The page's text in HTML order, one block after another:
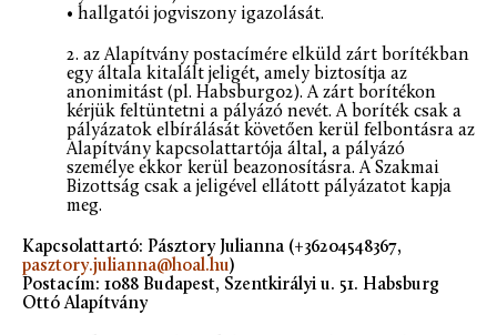
• hallgatói jogviszony igazolását.
2. az Alapítvány postacímére elküld zárt borítékban
egy általa kitalált jeligét, amely biztosítja az
anonimitást (pl. Habsburg02). A zárt borítékon
kérjük feltüntetni a pályázó nevét. A boríték csak a
pályázatok elbírálását követően kerül felbontásra az
Alapítvány kapcsolattartója által, a pályázó
személye ekkor kerül beazonosításra. A Szakmai
Bizottság csak a jeligével ellátott pályázatot kapja
meg.
Kapcsolattartó: Pásztory Julianna (+36204548367,
pasztory.julianna@hoal.hu)
Postacím: 1088 Budapest, Szentkirályi u. 51. Habsburg
Ottó Alapítvány